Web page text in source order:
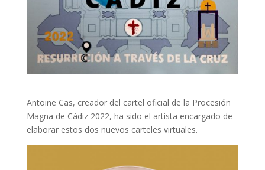
Antoine Cas, creador del cartel oficial de la Procesión
Magna de Cádiz 2022, ha sido el artista encargado de
elaborar estos dos nuevos carteles virtuales.